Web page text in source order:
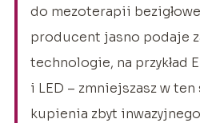
do mezoterapii
producent jasno podaje
technologie, na przykład
i LED – zmniejszasz w
kupienia zbyt